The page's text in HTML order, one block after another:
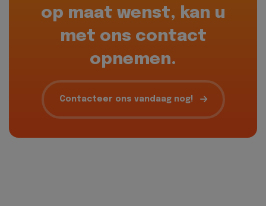
op maat wenst, kan u
met ons contact
opnemen.
Contacteer ons vandaag nog!